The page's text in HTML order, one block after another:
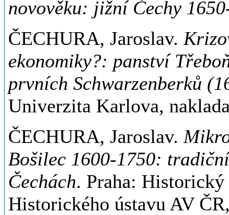
novověku: jižní Čechy
ČECHURA, Jaroslav.
ekonomiky?: panství
prvních Schwarzenberků
Univerzita Karlova,
ČECHURA, Jaroslav.
Bošilec 1600-1750:
Čechách. Praha: Historický
Historického ústavu AV